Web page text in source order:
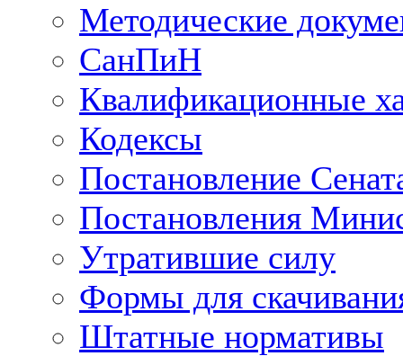
Методические
СанПиН
Квалификационные
Кодексы
Постановление
Постановления
Утратившие силу
Формы для
Штатные нормативы